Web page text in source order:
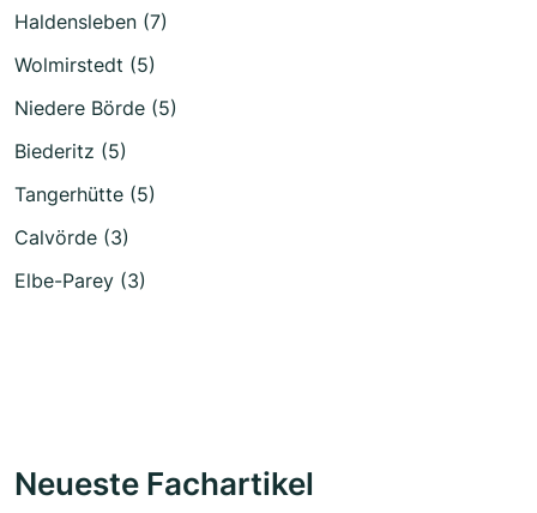
Haldensleben (7)
Wolmirstedt (5)
Niedere Börde (5)
Biederitz (5)
Tangerhütte (5)
Calvörde (3)
Elbe-Parey (3)
Neueste Fachartikel